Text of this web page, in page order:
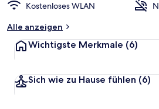
Kostenloses WLAN
Alle anzeigen
Wichtigste Merkmale (6)
Sich wie zu Hause fühlen (6)